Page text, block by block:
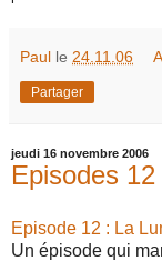
Paul le 24.11.06
Partager
jeudi 16 novembre 2006
Episodes
Episode 12 : La
Un épisode qui